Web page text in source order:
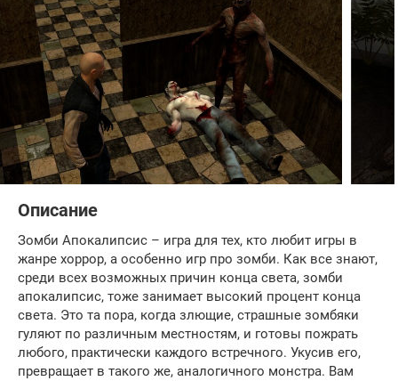
Описание
Зомби Апокалипсис – игра для тех, кто любит игры в
жанре хоррор, а особенно игр про зомби. Как все знают,
среди всех возможных причин конца света, зомби
апокалипсис, тоже занимает высокий процент конца
света. Это та пора, когда злющие, страшные зомбяки
гуляют по различным местностям, и готовы пожрать
любого, практически каждого встречного. Укусив его,
превращает в такого же, аналогичного монстра. Вам